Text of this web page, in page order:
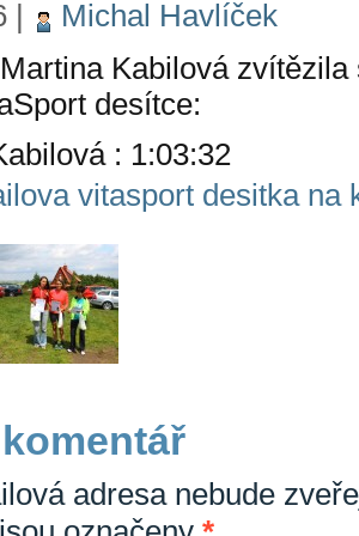
|
Michal Havlíček
Kabilová
desítce:
: 1:03:32
vitasport desitka na
adresa nebude